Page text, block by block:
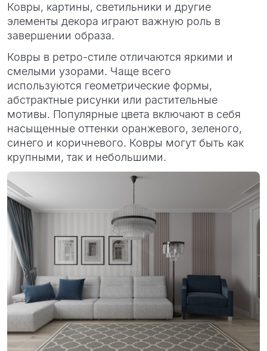
Ковры, картины, светильники и другие
элементы декора играют важную роль в
завершении образа.
Ковры в ретро-стиле отличаются яркими и
смелыми узорами. Чаще всего
используются геометрические формы,
абстрактные рисунки или растительные
мотивы. Популярные цвета включают в себя
насыщенные оттенки оранжевого, зеленого,
синего и коричневого. Ковры могут быть как
крупными, так и небольшими.